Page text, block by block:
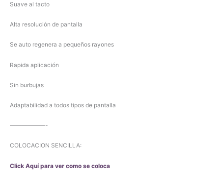
Suave al tacto
Alta resolución de pantalla
Se auto regenera a pequeños rayones
Rapida aplicación
Sin burbujas
Adaptabilidad a todos tipos de pantalla
——————-
COLOCACION SENCILLA:
Click Aquí para ver como se coloca